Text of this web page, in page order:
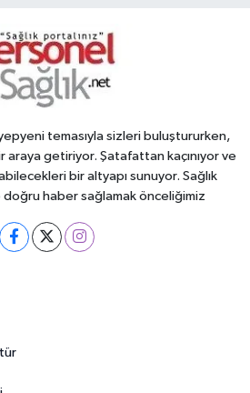
temasıyla sizleri buluştururken,
araya getiriyor. Şatafattan kaçınıyor ve
bir altyapı sunuyor. Sağlık
doğru haber sağlamak önceliğimiz